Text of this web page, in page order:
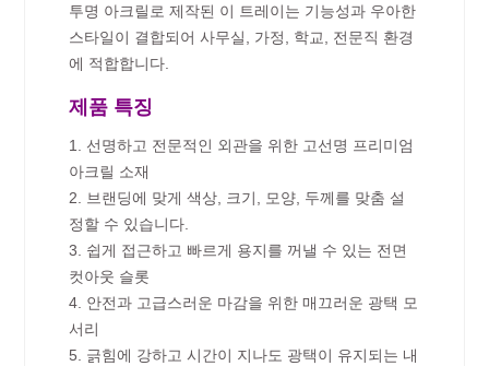
투명 아크릴로 제작된 이 트레이는 기능성과 우아한
스타일이 결합되어 사무실, 가정, 학교, 전문직 환경
에 적합합니다.
제품 특징
1. 선명하고 전문적인 외관을 위한 고선명 프리미엄
아크릴 소재
2. 브랜딩에 맞게 색상, 크기, 모양, 두께를 맞춤 설
정할 수 있습니다.
3. 쉽게 접근하고 빠르게 용지를 꺼낼 수 있는 전면
컷아웃 슬롯
4. 안전과 고급스러운 마감을 위한 매끄러운 광택 모
서리
5. 긁힘에 강하고 시간이 지나도 광택이 유지되는 내